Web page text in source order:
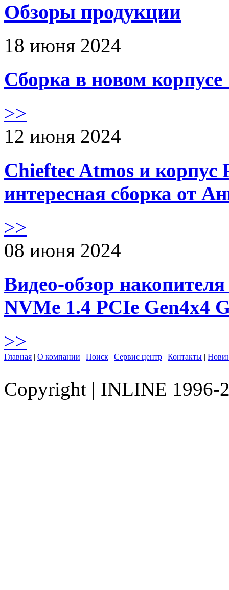
Обзоры продукции
18 июня 2024
Сборка в новом
>>
12 июня 2024
Chieftec Atmos и корпус
интересная сборка от
>>
08 июня 2024
Видео-обзор
NVMe 1.4 PCIe Gen4х4
>>
Главная | О компании | Поиск | Сервис центр | Контакты |
Copyright | INLINE 1996-